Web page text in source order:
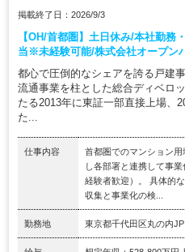
掲載終了日：2026/9/3
【OH/首都圏】土日休み/本社勤務
当※未経験可能/株式会社オープン
都心で圧倒的なシェアを誇る戸建
流通事業を柱とした総合ディベロ
たる2013年に東証一部直接上場、
た...
仕事内容
首都圏でのマンション
し各部署と連携して事
経験者歓迎）。 具体的
収集と事業化の検...
勤務地 東京都千代田区丸の内